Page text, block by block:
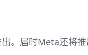
。届时Meta还将